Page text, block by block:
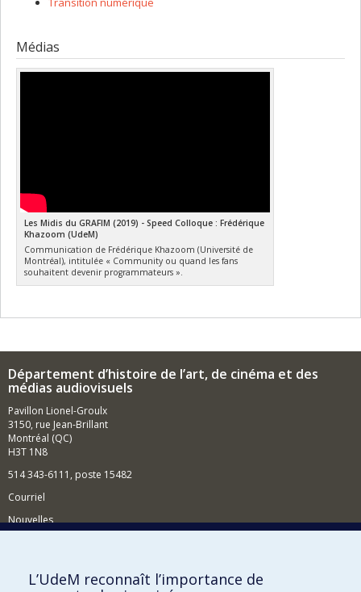
Médias
Les Midis du GRAFIM (2019) - Speed Colloque : Frédérique
Khazoom (UdeM)
Communication de Frédérique Khazoom (Université de
Montréal), intitulée « Community ou quand les fans
souhaitent devenir programmateurs ».
Département d’histoire de l’art, de cinéma et des
médias audiovisuels
Pavillon Lionel-Groulx
3150, rue Jean-Brillant
Montréal (QC)
H3T 1N8
514 343-6111, poste 15482
Courriel
Nouvelles
Comment soutenir le Département?
L’UdeM reconnaît l’importance de